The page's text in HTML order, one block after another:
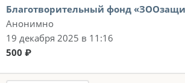
Благотворительный фонд
Анонимно
19 декабря 2025 в 11:16
500 ₽